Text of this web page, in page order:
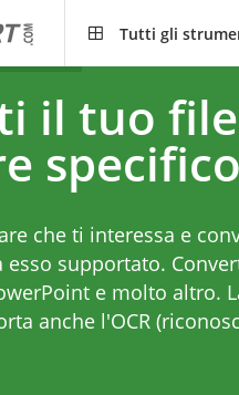
Tutti gli
il tuo
specifico
che ti interessa e
supportato.
e molto altro.
anche l'OCR